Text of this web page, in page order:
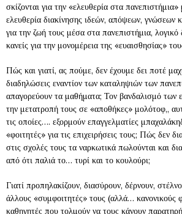
σκίζονται για την «ελευθερία στα πανεπιστήμια»
ελευθερία διακίνησης ιδεών, απόψεων, γνώσεων
για την ζωή τους μέσα στα πανεπιστήμια, λογικό
κανείς για την μονομέρεια της «ευαισθησίας»
Πώς και γιατί, ας πούμε, δεν έχουμε δει ποτέ
διαδηλώσεις εναντίον των καταληψιών των
απαγορεύουν τα μαθήματα; Τον βανδαλισμό των
την μετατροπή τους σε «αποθήκες» μολότοφ,,
τις οποίες…. εξορμούν επαγγελματίες
«φοιτητές» για τις επιχειρήσεις τους; Πώς δεν
στις σχολές τους τα ναρκωτικά πωλούνται και
από ότι παλιά το… τυρί και το κουλούρι;
Γιατί προπηλακίζουν, διασύρουν, δέρνουν,
άλλους «συμφοιτητές» τους (αλλά… κανονικούς
καθηγητές που τολμούν να τους κάνουν